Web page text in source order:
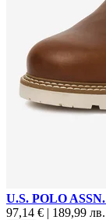
U.S. POLO ASSN.
97,14 € | 189,99 лв.